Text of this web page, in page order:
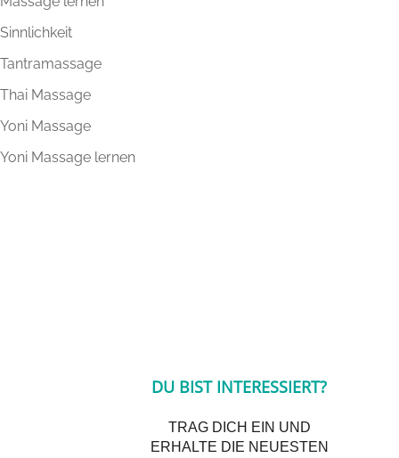
Sinnlichkeit
Tantramassage
Thai Massage
Yoni Massage
Yoni Massage lernen
DU BIST INTERESSIERT?
TRAG DICH EIN UND
ERHALTE DIE NEUESTEN